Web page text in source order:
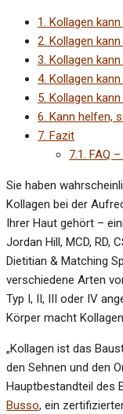
1. Kollagen
2. Kollagen
3. Kollagen
4. Kollagen
5. Kollagen
6. Kann helfen,
7. Fazit
7.1. FAQ
Sie haben
Kollagen bei der
Ihrer Haut gehört –
Jordan Hill, MCD, RD,
Dietitian & Matching
verschiedene Arten
Typ I, II, III oder IV
Körper macht
„Kollagen ist das
den Sehnen und den
Hauptbestandteil des
Busso, ein